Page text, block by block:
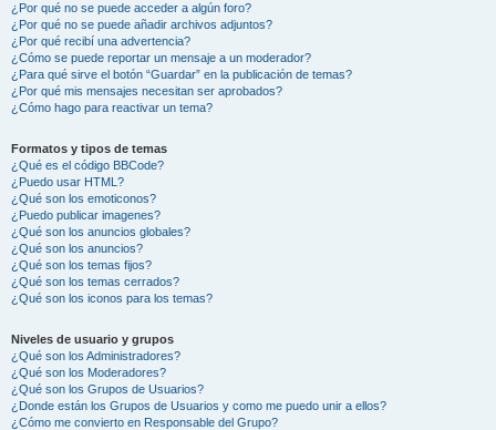
¿Por qué no se puede acceder a algún foro?
¿Por qué no se puede añadir archivos adjuntos?
¿Por qué recibí una advertencia?
¿Cómo se puede reportar un mensaje a un moderador?
¿Para qué sirve el botón “Guardar” en la publicación de temas?
¿Por qué mis mensajes necesitan ser aprobados?
¿Cómo hago para reactivar un tema?
Formatos y tipos de temas
¿Qué es el código BBCode?
¿Puedo usar HTML?
¿Qué son los emoticonos?
¿Puedo publicar imagenes?
¿Qué son los anuncios globales?
¿Qué son los anuncios?
¿Qué son los temas fijos?
¿Qué son los temas cerrados?
¿Qué son los iconos para los temas?
Niveles de usuario y grupos
¿Qué son los Administradores?
¿Qué son los Moderadores?
¿Qué son los Grupos de Usuarios?
¿Donde están los Grupos de Usuarios y como me puedo unir a ellos?
¿Cómo me convierto en Responsable del Grupo?